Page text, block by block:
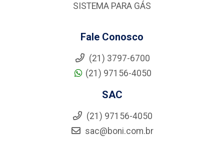
SISTEMA PARA GÁS
Fale Conosco
(21) 3797-6700
(21) 97156-4050
SAC
(21) 97156-4050
sac@boni.com.br